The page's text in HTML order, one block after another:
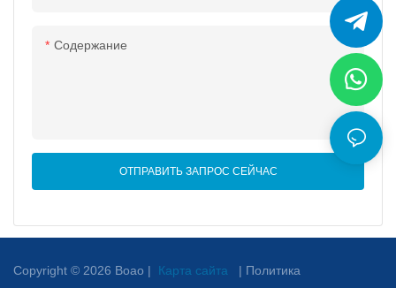
Содержание
ОТПРАВИТЬ ЗАПРОС СЕЙЧАС
Copyright © 2026 Boao | Карта сайта | Политика